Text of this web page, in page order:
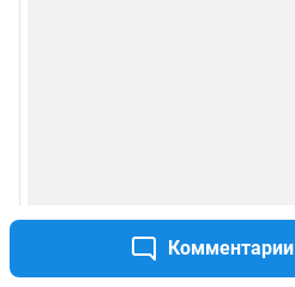
Комментарии